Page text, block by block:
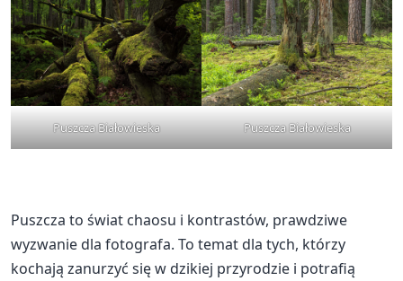
Puszcza Białowieska Puszcza Białowieska
Puszcza to świat chaosu i kontrastów, prawdziwe
wyzwanie dla fotografa. To temat dla tych, którzy
kochają zanurzyć się w dzikiej przyrodzie i potrafią